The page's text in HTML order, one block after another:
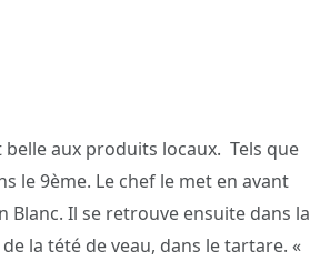
aux produits locaux. Tels que
le 9ème. Le chef le met en avant
Blanc. Il se retrouve ensuite dans la
la tété de veau, dans le tartare. «